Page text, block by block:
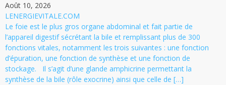
Août 10, 2026
LENERGIEVITALE.COM
Le foie est le plus gros organe abdominal et fait partie de
l’appareil digestif sécrétant la bile et remplissant plus de 300
fonctions vitales, notamment les trois suivantes : une fonction
d’épuration, une fonction de synthèse et une fonction de
stockage. Il s’agit d’une glande amphicrine permettant la
synthèse de la bile (rôle exocrine) ainsi que celle de […]